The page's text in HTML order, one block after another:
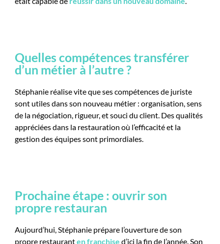
Quelles compétences transférer
d’un métier à l’autre ?
Stéphanie réalise vite que ses compétences de juriste
sont utiles dans son nouveau métier : organisation, sens
de la négociation, rigueur, et souci du client. Des qualités
appréciées dans la restauration où l’efficacité et la
gestion des équipes sont primordiales.
Prochaine étape : ouvrir son
propre restauran
Aujourd’hui, Stéphanie prépare l’ouverture de son
propre restauranten franchise d’ici la fin de l’année. Son